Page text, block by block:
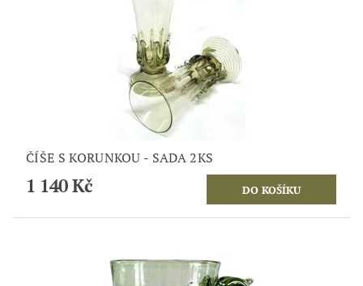
ČÍŠE S KORUNKOU - SADA 2KS
1 140 Kč